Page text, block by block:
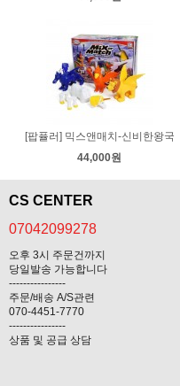
[팝퓰러] 믹스앤매치-신비한왕국
44,000원
CS CENTER
07042099278
오후 3시 주문건까지
당일발송 가능합니다
----------------
주문/배송 A/S관련
070-4451-7770
----------------
상품 및 공급 상담